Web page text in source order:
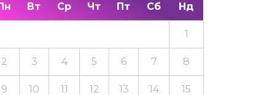
Вт Ср Чт Пт Сб Нд
1
2 3 4 5 6 7 8
9 10 11 12 13 14 15